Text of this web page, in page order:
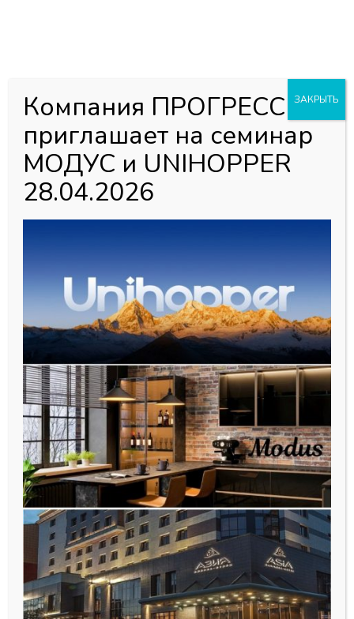
Главная страница Магазин» Мебельная фурнитура
»
Ножки опорные»Ножка цокольная с базой регулир.
пластик разборная h-150мм, Черная (2 части)
Ножка цокольная с базой
регулир. пластик разборная h-
150мм, Черная (2 части)
Компания ПРОГРЕСС
приглашает на семинар
МОДУС и UNIHOPPER
28.04.2026
ЗАКРЫТЬ